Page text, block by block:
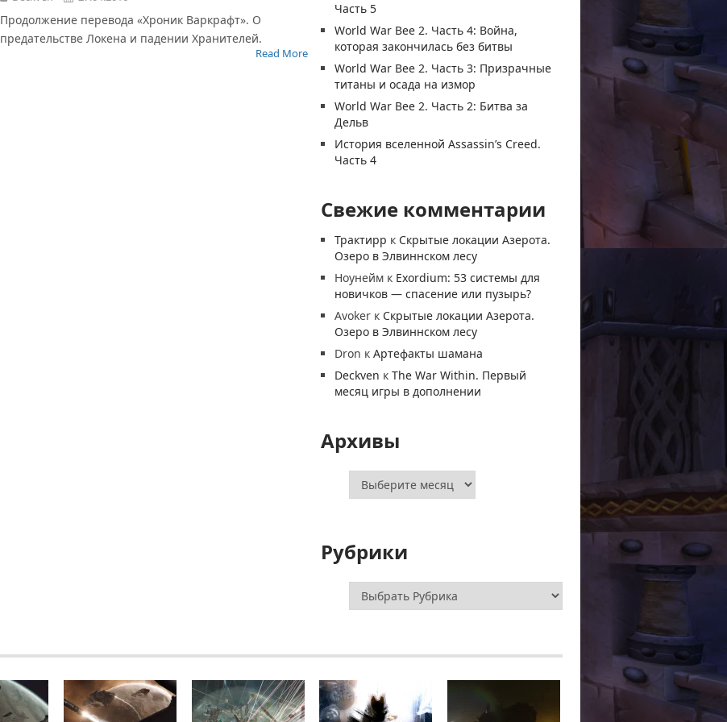
Продолжение перевода «Хроник Варкрафт». О
предательстве Локена и падении Хранителей.
Read More
Часть 5
World War Bee 2. Часть 4: Война,
которая закончилась без битвы
World War Bee 2. Часть 3: Призрачные
титаны и осада на измор
World War Bee 2. Часть 2: Битва за
Дельв
История вселенной Assassin’s Creed.
Часть 4
Свежие комментарии
Трактирр к Скрытые локации Азерота.
Озеро в Элвиннском лесу
Ноунейм к Exordium: 53 системы для
новичков — спасение или пузырь?
Avoker к Скрытые локации Азерота.
Озеро в Элвиннском лесу
Dron кАртефакты шамана
Deckven кThe War Within. Первый
месяц игры в дополнении
Архивы
Архивы
Рубрики
Рубрики